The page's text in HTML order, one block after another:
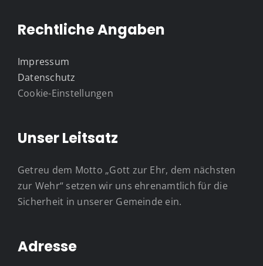
Rechtliche Angaben
Impressum
Datenschutz
Cookie-Einstellungen
Unser Leitsatz
Getreu dem Motto „Gott zur Ehr, dem nächsten
zur Wehr“ setzen wir uns ehrenamtlich für die
Sicherheit in unserer Gemeinde ein.
Adresse